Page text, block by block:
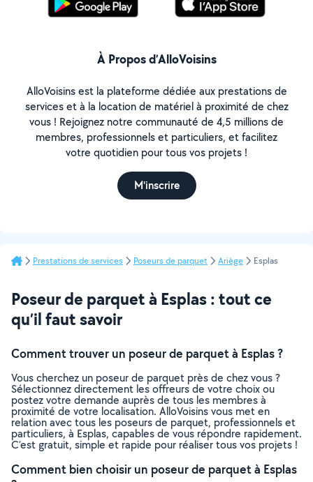
À Propos d’AlloVoisins
AlloVoisins est la plateforme dédiée aux prestations de
services et à la location de matériel à proximité de chez
vous ! Rejoignez notre communauté de 4,5 millions de
membres, professionnels et particuliers, et facilitez
votre quotidien pour tous vos projets !
M'inscrire
Prestations de services Poseurs de parquet Ariège Esplas
Poseur de parquet à Esplas : tout ce
qu’il faut savoir
Comment trouver un poseur de parquet à Esplas ?
Vous cherchez un poseur de parquet près de chez vous ?
Sélectionnez directement les offreurs de votre choix ou
postez votre demande auprès de tous les membres à
proximité de votre localisation. AlloVoisins vous met en
relation avec tous les poseurs de parquet, professionnels et
particuliers, à Esplas, capables de vous répondre rapidement.
C’est gratuit, simple et rapide pour réaliser tous vos projets !
Comment bien choisir un poseur de parquet à Esplas